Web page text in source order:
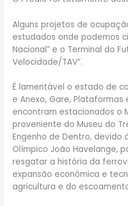
Alguns projetos de
estudados onde podemos
Nacional” e o Terminal do
Velocidade/TAV”.
É lamentável o estado de
e Anexo, Gare,
encontram estacionados o
proveniente do Museu do
Engenho de Dentro, devido
Olímpico João Havelange,
resgatar a história da
expansão econômica e
agricultura e do